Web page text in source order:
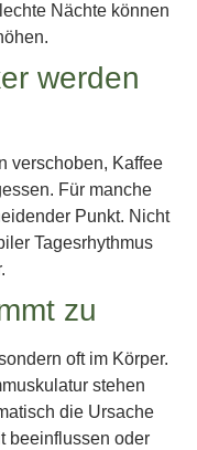
Nächte können
werden
verschoben, Kaffee
Für manche
Punkt. Nicht
Tagesrhythmus
zu
oft im Körper.
stehen
die Ursache
beeinflussen oder